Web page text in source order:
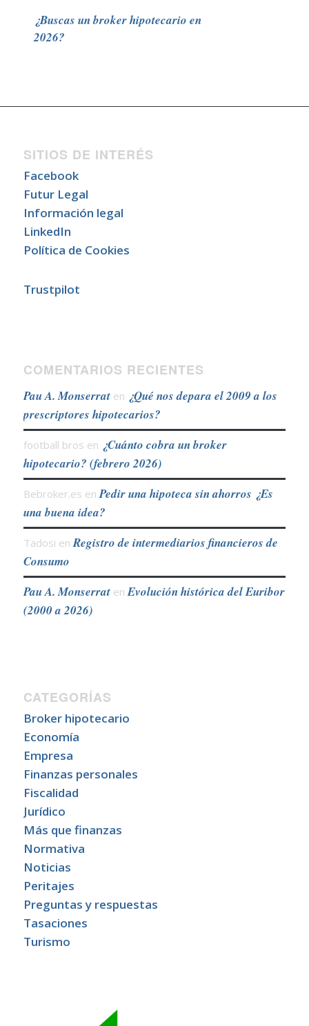
¿Buscas un broker hipotecario en
2026?
SITIOS DE INTERÉS
Facebook
Futur Legal
Información legal
LinkedIn
Política de Cookies
Trustpilot
COMENTARIOS RECIENTES
Pau A. Monserraten ¿Qué nos depara el 2009 a los
prescriptores hipotecarios?
football bros en ¿Cuánto cobra un broker
hipotecario? (febrero 2026)
Bebroker.es enPedir una hipoteca sin ahorros ¿Es
una buena idea?
Tadosi enRegistro de intermediarios financieros de
Consumo
Pau A. MonserratenEvolución histórica del Euribor
(2000 a 2026)
CATEGORÍAS
Broker hipotecario
Economía
Empresa
Finanzas personales
Fiscalidad
Jurídico
Más que finanzas
Normativa
Noticias
Peritajes
Preguntas y respuestas
Tasaciones
Turismo